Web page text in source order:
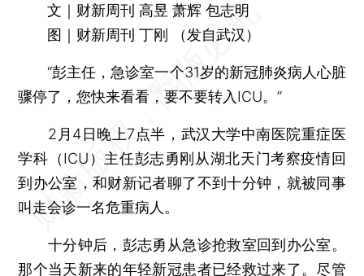
文｜财新周刊 高昱 萧辉 包志明
图｜财新周刊 丁刚 （发自武汉）
“彭主任，急诊室一个31岁的新冠肺炎病人心脏
骤停了，您快来看看，要不要转入ICU。”
2月4日晚上7点半，武汉大学中南医院重症医
学科（ICU）主任彭志勇刚从湖北天门考察疫情回
到办公室，和财新记者聊了不到十分钟，就被同事
叫走会诊一名危重病人。
十分钟后，彭志勇从急诊抢救室回到办公室。
那个当天新来的年轻新冠患者已经救过来了。尽管